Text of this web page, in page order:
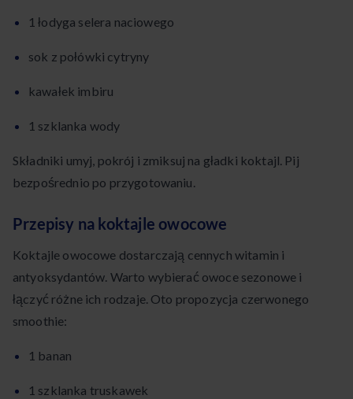
1 łodyga selera naciowego
sok z połówki cytryny
kawałek imbiru
1 szklanka wody
Składniki umyj, pokrój i zmiksuj na gładki koktajl. Pij
bezpośrednio po przygotowaniu.
Przepisy na koktajle owocowe
Koktajle owocowe dostarczają cennych witamin i
antyoksydantów. Warto wybierać owoce sezonowe i
łączyć różne ich rodzaje. Oto propozycja czerwonego
smoothie:
1 banan
1 szklanka truskawek